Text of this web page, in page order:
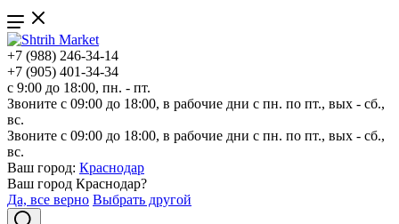
+7 (988) 246-34-14
+7 (905) 401-34-34
с 9:00 до 18:00, пн. - пт.
Звоните с 09:00 до 18:00, в рабочие дни с пн. по пт., вых - сб.,
вс.
Звоните с 09:00 до 18:00, в рабочие дни с пн. по пт., вых - сб.,
вс.
Ваш город: Краснодар
Ваш город Краснодар?
Да, все верно Выбрать другой